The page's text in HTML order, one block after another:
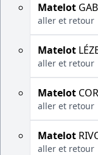
Matelot
aller et retour
Matelot
aller et retour
Matelot
aller et retour
Matelot
aller et retour